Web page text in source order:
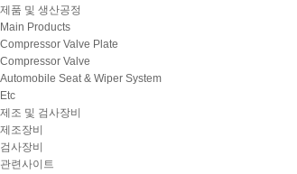
제품 및 생산공정
Main Products
Compressor Valve Plate
Compressor Valve
Automobile Seat & Wiper System
Etc
제조 및 검사장비
제조장비
검사장비
관련사이트